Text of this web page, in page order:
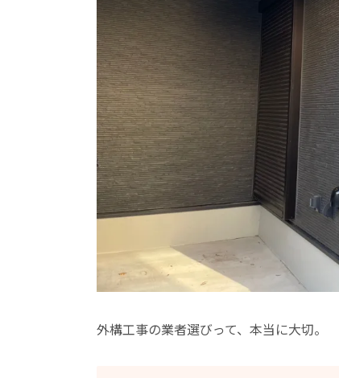
外構工事の業者選びって、本当に大切。